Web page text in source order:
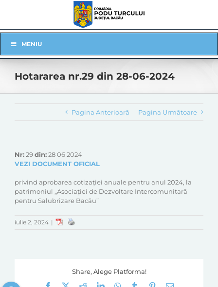
Navigation
MENIU
Hotararea nr.29 din 28-06-2024
Pagina Anterioară Pagina Următoare
Nr:29din:28 06 2024
VEZI DOCUMENT OFICIAL
privind aprobarea cotizației anuale pentru anul 2024, la
patrimoniul „Asociației de Dezvoltare Intercomunitară
pentru Salubrizare Bacău”
iulie 2, 2024 |
Share, Alege Platforma!
Facebook
RedditLinkedInWhatsApp
Tumblr Pinterest
E-